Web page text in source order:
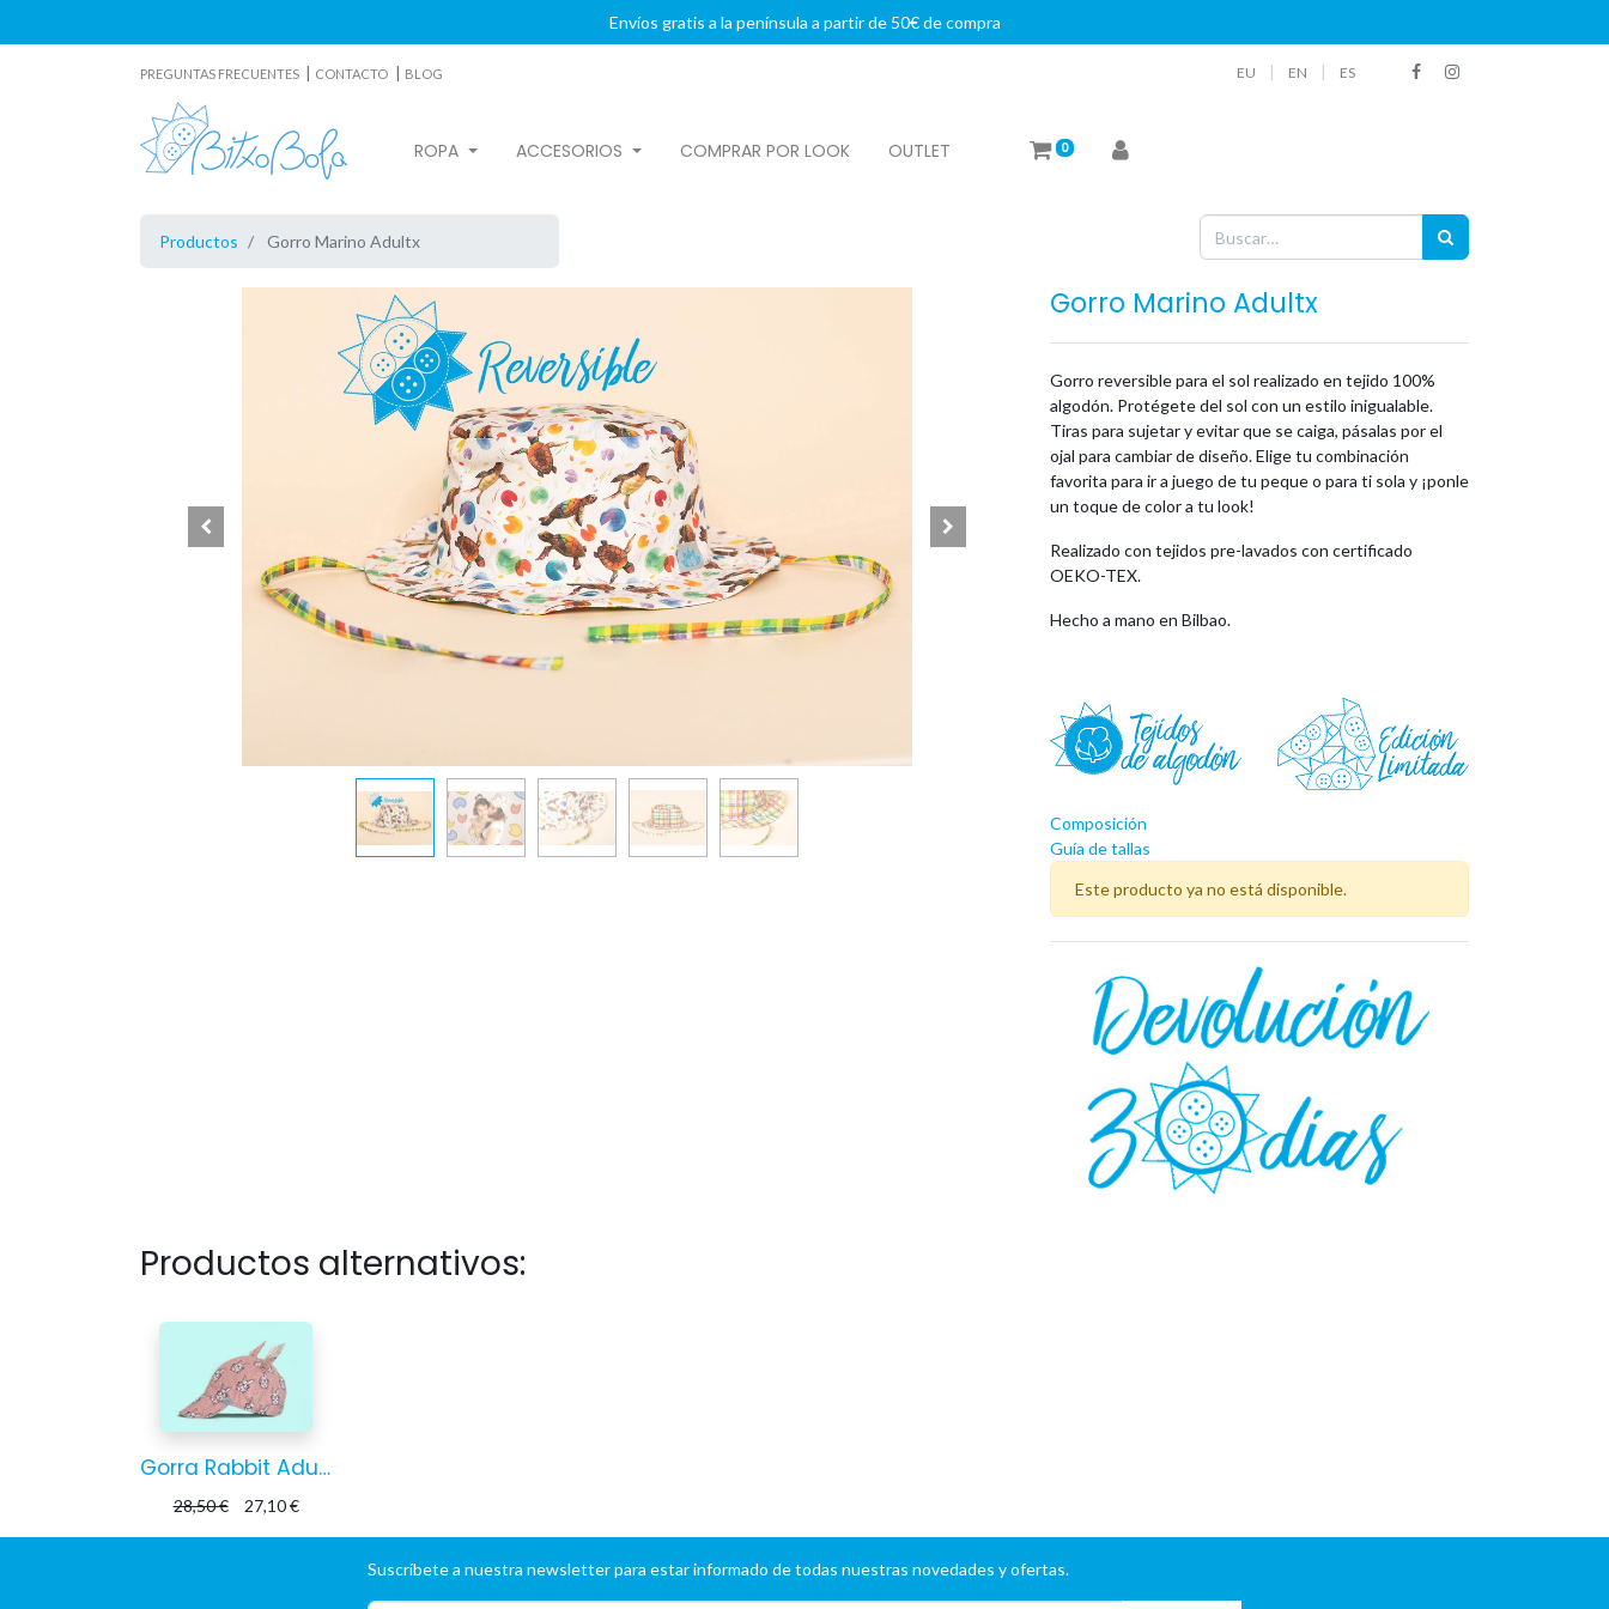
Envíos gratis a la península a partir de 50€ de compra
PREGUNTAS FRECUENTES | CONTACTO | BLOG EU EN ES
ROPA ACCESORIOS COMPRAR POR LOOK OUTLET 0
Productos Gorro Marino Adultx
Gorro Marino Adultx
Gorro reversible para el sol realizado en tejido 100%
algodón. Protégete del sol con un estilo inigualable.
Tiras para sujetar y evitar que se caiga, pásalas por el
ojal para cambiar de diseño. Elige tu combinación
favorita para ir a juego de tu peque o para ti sola y ¡ponle
un toque de color a tu look!
Realizado con tejidos pre-lavados con certificado
OEKO-TEX.
Hecho a mano en Bilbao.
Composición
Guía de tallas
Este producto ya no está disponible.
Productos alternativos:
Gorra Rabbit Adultx
28,50€ 27,10€
Suscríbete a nuestra newsletter para estar informado de todas nuestras novedades y ofertas.